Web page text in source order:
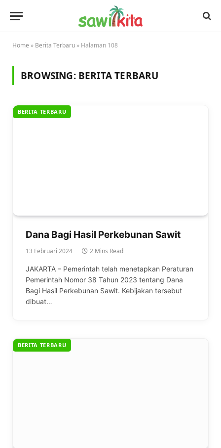
Home » Berita Terbaru » Halaman 108
BROWSING: BERITA TERBARU
BERITA TERBARU
Dana Bagi Hasil Perkebunan Sawit
13 Februari 2024 2 Mins Read
JAKARTA – Pemerintah telah menetapkan Peraturan
Pemerintah Nomor 38 Tahun 2023 tentang Dana
Bagi Hasil Perkebunan Sawit. Kebijakan tersebut
dibuat…
BERITA TERBARU